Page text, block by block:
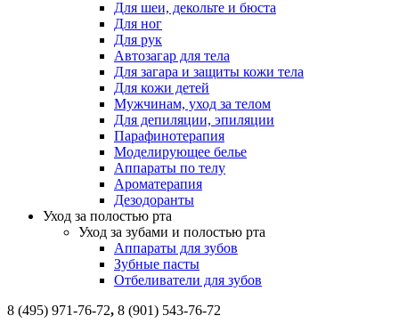
Для шеи, декольте и бюста
Для ног
Для рук
Автозагар для тела
Для загара и защиты кожи тела
Для кожи детей
Мужчинам, уход за телом
Для депиляции, эпиляции
Парафинотерапия
Моделирующее белье
Аппараты по телу
Ароматерапия
Дезодоранты
Уход за полостью рта
Уход за зубами и полостью рта
Аппараты для зубов
Зубные пасты
Отбеливатели для зубов
8 (495) 971-76-72, 8 (901) 543-76-72